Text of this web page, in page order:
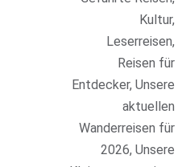
Kultur,
Leserreisen,
Reisen für
Entdecker, Unsere
aktuellen
Wanderreisen für
2026, Unsere